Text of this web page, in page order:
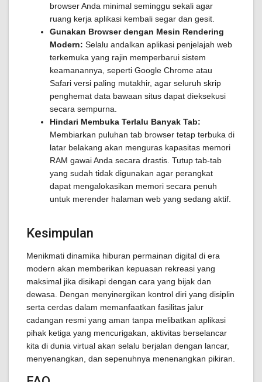
browser Anda minimal seminggu sekali agar
ruang kerja aplikasi kembali segar dan gesit.
Gunakan Browser dengan Mesin Rendering
Modern: Selalu andalkan aplikasi penjelajah web
terkemuka yang rajin memperbarui sistem
keamanannya, seperti Google Chrome atau
Safari versi paling mutakhir, agar seluruh skrip
penghemat data bawaan situs dapat dieksekusi
secara sempurna.
Hindari Membuka Terlalu Banyak Tab:
Membiarkan puluhan tab browser tetap terbuka di
latar belakang akan menguras kapasitas memori
RAM gawai Anda secara drastis. Tutup tab-tab
yang sudah tidak digunakan agar perangkat
dapat mengalokasikan memori secara penuh
untuk merender halaman web yang sedang aktif.
Kesimpulan
Menikmati dinamika hiburan permainan digital di era
modern akan memberikan kepuasan rekreasi yang
maksimal jika disikapi dengan cara yang bijak dan
dewasa. Dengan menyinergikan kontrol diri yang disiplin
serta cerdas dalam memanfaatkan fasilitas jalur
cadangan resmi yang aman tanpa melibatkan aplikasi
pihak ketiga yang mencurigakan, aktivitas berselancar
kita di dunia virtual akan selalu berjalan dengan lancar,
menyenangkan, dan sepenuhnya menenangkan pikiran.